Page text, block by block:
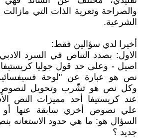
والصراحة وتعرية الذات التي
الشرعية.
أخيرا لدي سؤالين فقط:
الاول: بصدد التناص في السرد
اصيل - وعلى حد قول جوليا
نص هو عبارة عن "لوحة
وکل نص هو تشّرب وتحويل لنصوص
عند کريستيفا أحد مميزات النص
علي نصوص أخري سابقة عنها أو
السؤال هو: ما هي حدود الاستعانه
جديد ؟